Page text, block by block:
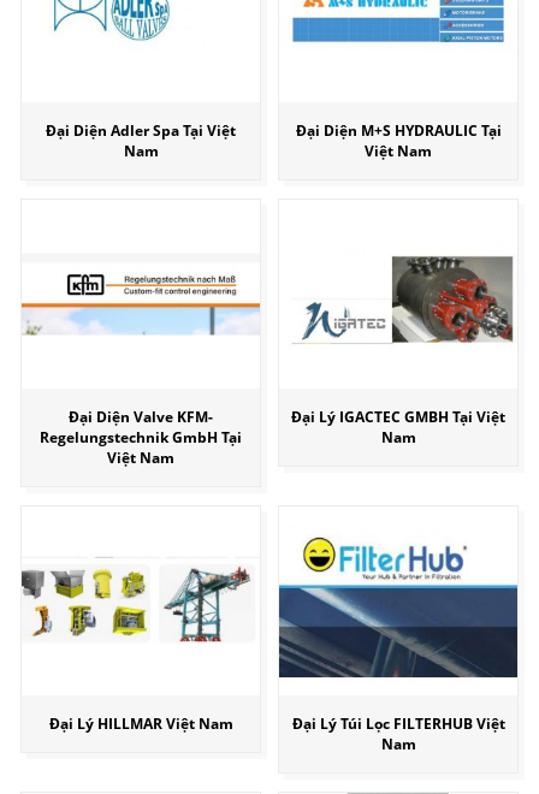
Đại Diện Adler Spa Tại Việt
Nam
Đại Diện M+S HYDRAULIC Tại
Việt Nam
Đại Diện Valve KFM-
Regelungstechnik GmbH Tại
Việt Nam
Đại Lý IGACTEC GMBH Tại Việt
Nam
Đại Lý HILLMAR Việt Nam
Đại Lý Túi Lọc FILTERHUB Việt
Nam